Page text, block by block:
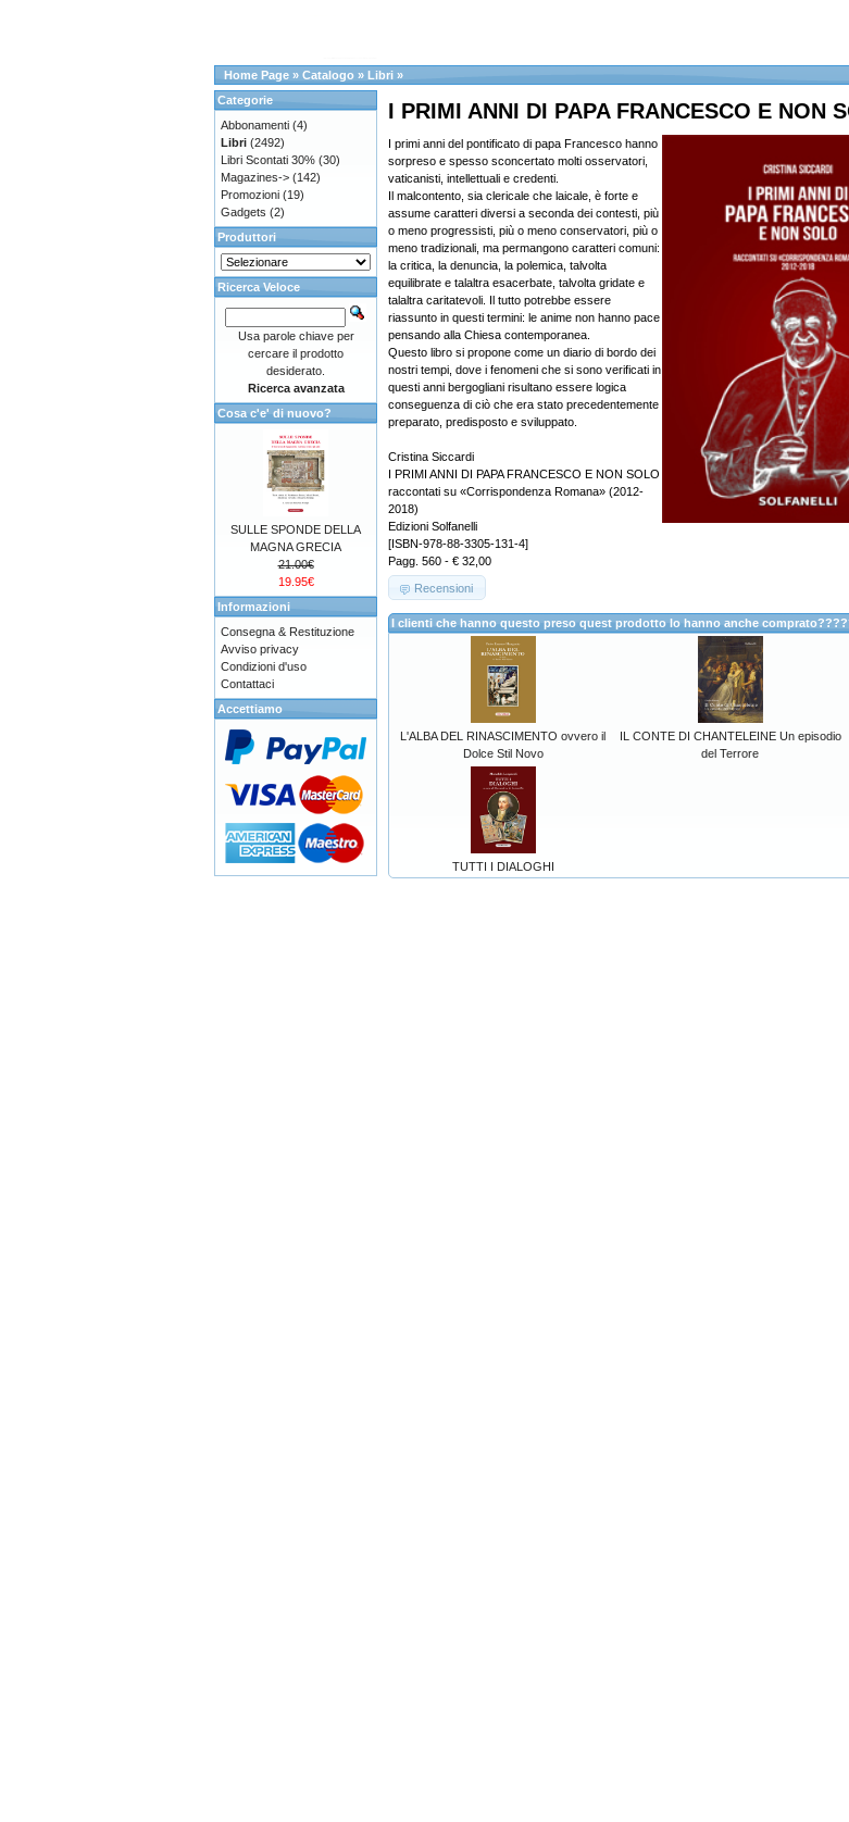
Home Page » Catalogo » Libri »
I PRIMI ANNI DI PAPA FRANCESCO E NON
I primi anni del pontificato di papa Francesco hanno
sorpreso e spesso sconcertato molti osservatori,
vaticanisti, intellettuali e credenti.
Il malcontento, sia clericale che laicale, è forte e
assume caratteri diversi a seconda dei contesti, più
o meno progressisti, più o meno conservatori, più o
meno tradizionali, ma permangono caratteri comuni:
la critica, la denuncia, la polemica, talvolta
equilibrate e talaltra esacerbate, talvolta gridate e
talaltra caritatevoli. Il tutto potrebbe essere
riassunto in questi termini: le anime non hanno pace
pensando alla Chiesa contemporanea.
Questo libro si propone come un diario di bordo dei
nostri tempi, dove i fenomeni che si sono verificati in
questi anni bergogliani risultano essere logica
conseguenza di ciò che era stato precedentemente
preparato, predisposto e sviluppato.
Cristina Siccardi
I PRIMI ANNI DI PAPA FRANCESCO E NON SOLO
raccontati su «Corrispondenza Romana» (2012-
2018)
Edizioni Solfanelli
[ISBN-978-88-3305-131-4]
Pagg. 560 - € 32,00
Recensioni
I clienti che hanno questo preso quest prodotto lo hanno anche
L'ALBA DEL RINASCIMENTO ovvero il
Dolce Stil Novo
IL CONTE DI CHANTELEINE Un episodio
del Terrore
TUTTI I DIALOGHI
Categorie
Abbonamenti (4)
Libri (2492)
Libri Scontati 30% (30)
Magazines-> (142)
Promozioni (19)
Gadgets (2)
Produttori
Ricerca Veloce
Usa parole chiave per
cercare il prodotto
desiderato.
Ricerca avanzata
Cosa c'e' di nuovo?
SULLE SPONDE DELLA
MAGNA GRECIA
21.00€
19.95€
Informazioni
Consegna & Restituzione
Avviso privacy
Condizioni d'uso
Contattaci
Accettiamo